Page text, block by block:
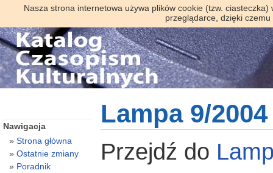
Nasza strona internetowa używa plików cookie (tzw.
przeglądarce, dzięki
Lampa 9/2004
Przejdź do
Nawigacja
Strona główna
Ostatnie zmiany
Poradnik